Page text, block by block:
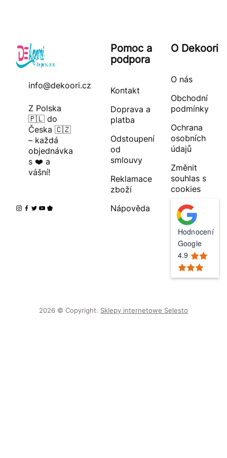
info@dekoori.cz
Z Polska
🇵🇱 do
Česka 🇨🇿
– každá
objednávka
s ❤️ a
vášní!
Pomoc a
podpora
Kontakt
Doprava a
platba
Odstoupení
od
smlouvy
Reklamace
zboží
Nápověda
O Dekoori
O nás
Obchodní
podmínky
Ochrana
osobních
údajů
Změnit
souhlas s
cookies
Hodnocení
Google
4.9
2026 © Copyright. Sklepy internetowe Selesto